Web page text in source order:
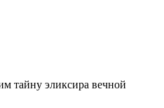
тайну эликсира вечной